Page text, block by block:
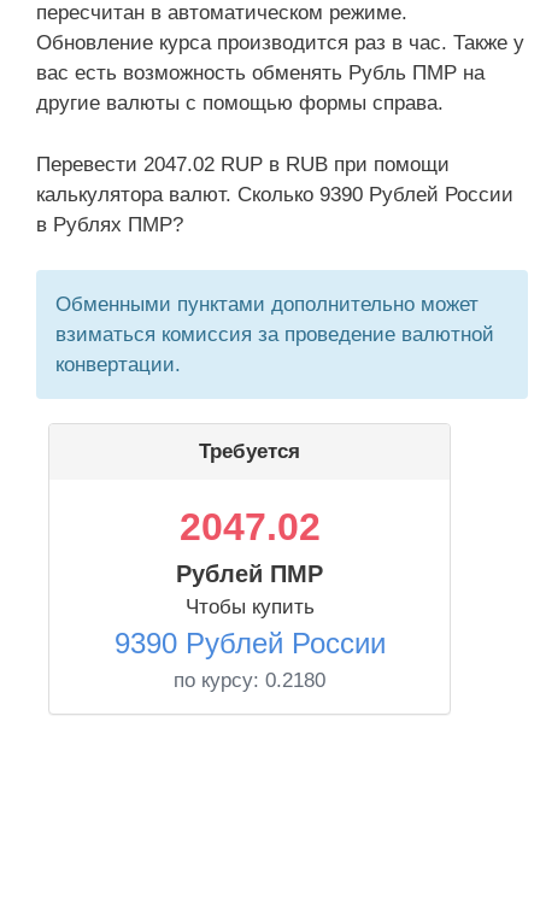
пересчитан в автоматическом режиме.
Обновление курса производится раз в час. Также у
вас есть возможность обменять Рубль ПМР на
другие валюты с помощью формы справа.
Перевести 2047.02 RUP в RUB при помощи
калькулятора валют. Сколько 9390 Рублей России
в Рублях ПМР?
Обменными пунктами дополнительно может
взиматься комиссия за проведение валютной
конвертации.
Требуется
2047.02
Рублей ПМР
Чтобы купить
9390 Рублей России
по курсу: 0.2180